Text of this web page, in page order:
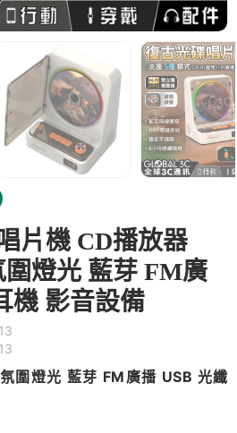
片機 CD播放器
燈光 藍芽 FM廣
機 影音設備
圍燈光 藍芽 FM廣播 USB 光纖